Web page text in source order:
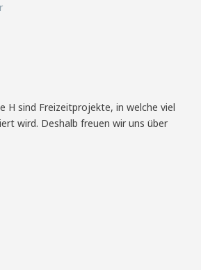
H sind Freizeitprojekte, in welche viel
wird. Deshalb freuen wir uns über